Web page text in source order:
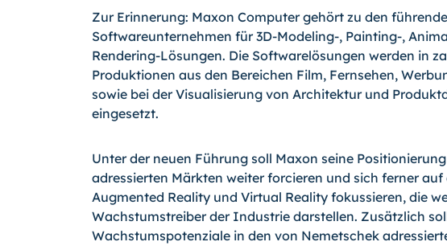
Zur Erinnerung: Maxon Computer gehört zu den
Softwareunternehmen für 3D-Modeling-, Painting-,
Rendering-Lösungen. Die Softwarelösungen werden in
Produktionen aus den Bereichen Film, Fernsehen,
sowie bei der Visualisierung von Architektur und
eingesetzt.
Unter der neuen Führung soll Maxon seine
adressierten Märkten weiter forcieren und sich ferner auf
Augmented Reality und Virtual Reality fokussieren, die
Wachstumstreiber der Industrie darstellen. Zusätzlich
Wachstumspotenziale in den von Nemetschek